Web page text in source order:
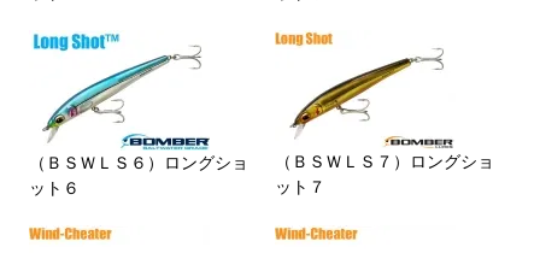
（ＢＳＷＬＳ６）ロングショ
ット６
（ＢＳＷＬＳ７）ロングショ
ット７